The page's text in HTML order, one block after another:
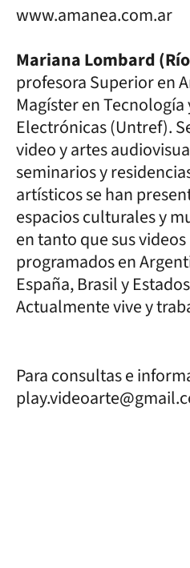
www.amanea.com.ar
Mariana Lombard
profesora Superior en
Magíster en
Electrónicas (Untref).
video y artes
seminarios y
artísticos se han
espacios culturales y
en tanto que sus
programados en
España, Brasil y
Actualmente vive y
Para consultas e